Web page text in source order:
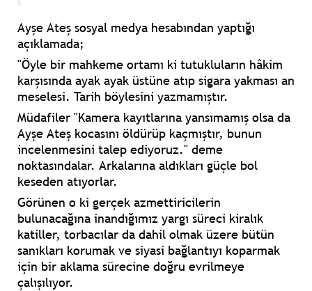
Ayşe Ateş sosyal medya hesabından yaptığı
açıklamada;
"Öyle bir mahkeme ortamı ki tutukluların hâkim
karşısında ayak ayak üstüne atıp sigara yakması an
meselesi. Tarih böylesini yazmamıştır.
Müdafiler "Kamera kayıtlarına yansımamış olsa da
Ayşe Ateş kocasını öldürüp kaçmıştır, bunun
incelenmesini talep ediyoruz." deme
noktasındalar. Arkalarına aldıkları güçle bol
keseden atıyorlar.
Görünen o ki gerçek azmettiricilerin
bulunacağına inandığımız yargı süreci kiralık
katiller, torbacılar da dahil olmak üzere bütün
sanıkları korumak ve siyasi bağlantıyı koparmak
için bir aklama sürecine doğru evrilmeye
çalışılıyor.